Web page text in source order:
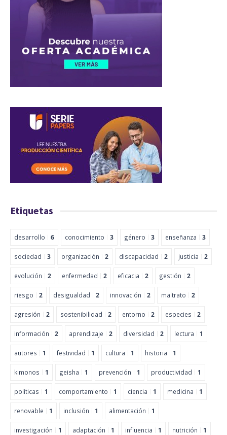
Etiquetas
desarrollo 6 conocimiento 3 género 3 enseñanza 3
sociedad 3 organización 2 discapacidad 2 justicia 2
evolución 2 enfermedad 2 eficacia 2 gestión 2
riesgo 2 desigualdad 2 innovación 2 maltrato 2
agresión 2 sostenibilidad 2 entorno 2 especies 2
información 2 aprendizaje 2 diversidad 2 lectura 1
autores 1 festividad 1 cultura 1 historia 1
kimonos 1 geisha 1 prevención 1 productividad 1
políticas 1 comportamiento 1 ciencia 1 medicina 1
renovable 1 inclusión 1 alimentación 1
investigación 1 adaptación 1 influencia 1 nutrición 1